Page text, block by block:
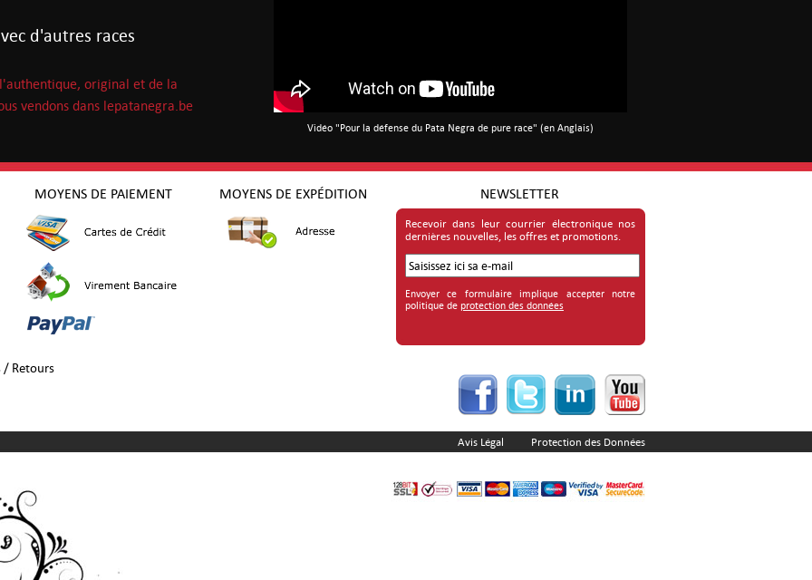
d'autres races
original et de la
vendons dans lepatanegra.be
Vidéo "Pour la défense du Pata Negra de pure race" (en Anglais)
MOYENS DE PAIEMENT MOYENS DE EXPÉDITION NEWSLETTER
Recevoir dans leur courrier électronique nos
dernières nouvelles, les offres et promotions.
Envoyer ce formulaire implique accepter notre
politique de protection des données
/ Retours
Avis Légal Protection des Données